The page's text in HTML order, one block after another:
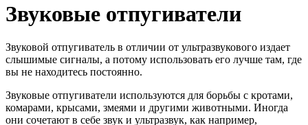
Звуковые отпугиватели
Звуковой отпугиватель в отличии от ультразвукового издает
слышимые сигналы, а потому использовать его лучше там, где
вы не находитесь постоянно.
Звуковые отпугиватели используются для борьбы с кротами,
комарами, крысами, змеями и другими животными. Иногда
они сочетают в себе звук и ультразвук, как например,